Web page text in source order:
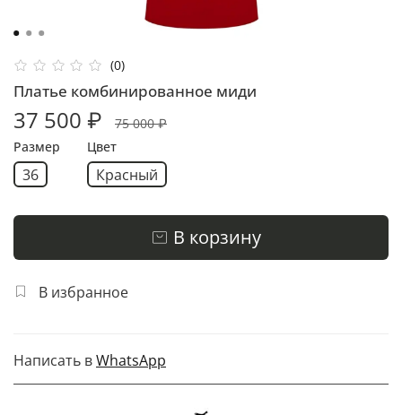
(0)
Платье комбинированное миди
37 500 ₽
75 000 ₽
Размер
36
Цвет
Красный
В корзину
В избранное
Написать вWhatsApp